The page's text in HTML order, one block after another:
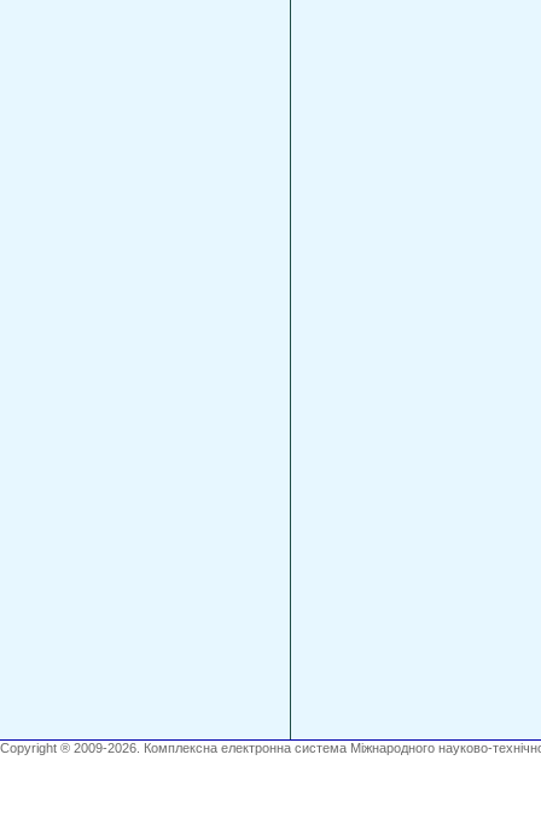
Copyright ® 2009-2026. Комплексна електронна система Міжнародного науково-